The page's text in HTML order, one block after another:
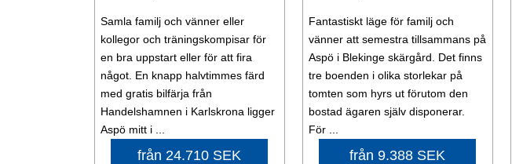
Samla familj och vänner eller
kollegor och träningskompisar för
en bra uppstart eller för att fira
något. En knapp halvtimmes färd
med gratis bilfärja från
Handelshamnen i Karlskrona ligger
Aspö mitt i ...
från 24.710 SEK
Fantastiskt läge för familj och
vänner att semestra tillsammans på
Aspö i Blekinge skärgård. Det finns
tre boenden i olika storlekar på
tomten som hyrs ut förutom den
bostad ägaren själv disponerar.
För ...
från 9.388 SEK